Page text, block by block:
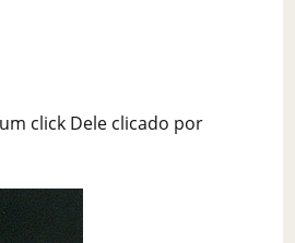
click Dele clicado por